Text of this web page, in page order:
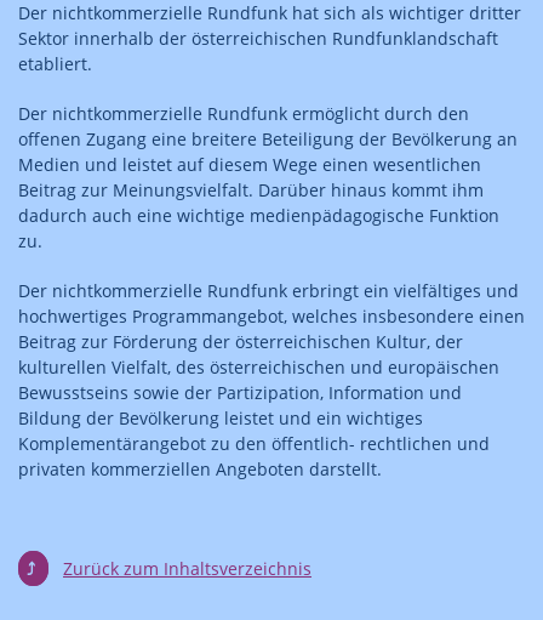
Der nichtkommerzielle Rundfunk hat sich als wichtiger dritter
Sektor innerhalb der österreichischen Rundfunklandschaft
etabliert.
Der nichtkommerzielle Rundfunk ermöglicht durch den
offenen Zugang eine breitere Beteiligung der Bevölkerung an
Medien und leistet auf diesem Wege einen wesentlichen
Beitrag zur Meinungsvielfalt. Darüber hinaus kommt ihm
dadurch auch eine wichtige medienpädagogische Funktion
zu.
Der nichtkommerzielle Rundfunk erbringt ein vielfältiges und
hochwertiges Programmangebot, welches insbesondere einen
Beitrag zur Förderung der österreichischen Kultur, der
kulturellen Vielfalt, des österreichischen und europäischen
Bewusstseins sowie der Partizipation, Information und
Bildung der Bevölkerung leistet und ein wichtiges
Komplementärangebot zu den öffentlich- rechtlichen und
privaten kommerziellen Angeboten darstellt.
⤴ Zurück zum Inhaltsverzeichnis